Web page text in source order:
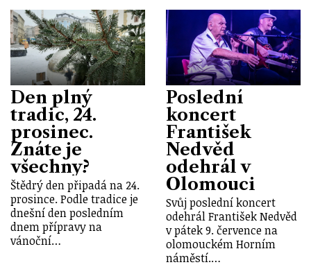
Den plný
tradic, 24.
prosinec.
Znáte je
všechny?
Štědrý den připadá na 24.
prosince. Podle tradice je
dnešní den posledním
dnem přípravy na
vánoční…
Poslední
koncert
František
Nedvěd
odehrál v
Olomouci
Svůj poslední koncert
odehrál František Nedvěd
v pátek 9. července na
olomouckém Horním
náměstí.…